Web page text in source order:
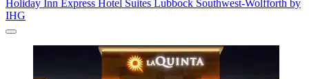
Holiday Inn Express Hotel Suites Lubbock Southwest-Wolfforth by
IHG